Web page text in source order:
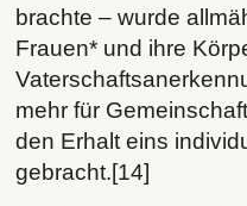
brachte – wurde
Frauen* und ihre
mehr für
den Erhalt eins
gebracht.[14]